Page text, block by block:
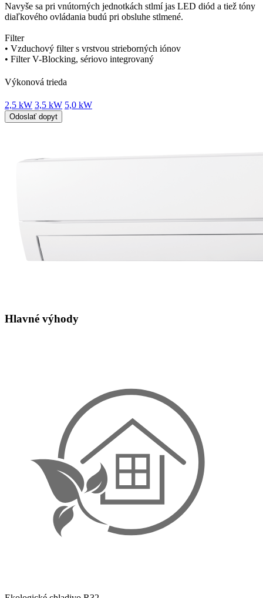
Navyše sa pri vnútorných jednotkách stlmí jas LED diód a tiež tóny
diaľkového ovládania budú pri obsluhe stlmené.
Filter
• Vzduchový filter s vrstvou strieborných iónov
• Filter V-Blocking, sériovo integrovaný
Výkonová trieda
2,5 kW 3,5 kW 5,0 kW
Odoslať dopyt
Hlavné výhody